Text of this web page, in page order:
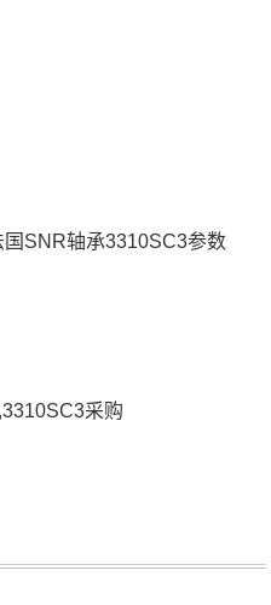
SNR轴承3310SC3参数
采购